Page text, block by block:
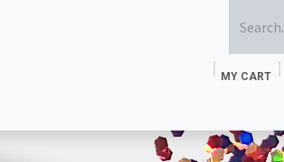
MY CART